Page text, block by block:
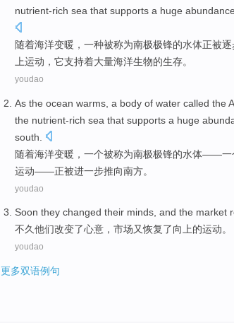
nutrient-rich sea that supports a huge
随着海洋变暖 ， 一种被称为南极极锋的水体正被逐
上运动 ， 它支持着大量海洋生物的生存。
youdao
As the ocean warms a body of water called the
the nutrient-rich sea that supports a huge
south
随着海洋变暖 ， 一个被称为南极极锋的水体——一
运动——正被进一步推向南方。
youdao
Soon they changed their minds, and the market
不久他们改变了心意 ， 市场又恢复了向上的运动。
youdao
更多双语例句